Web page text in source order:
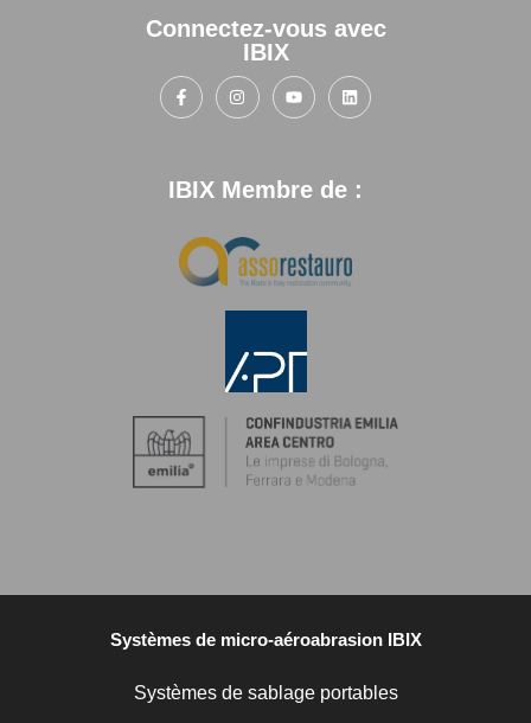
Connectez-vous avec
IBIX
IBIX Membre de :
Systèmes de micro-aéroabrasion IBIX
Systèmes de sablage portables